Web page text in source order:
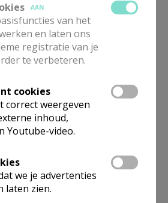
AAN
van het
en laten ons
registratie van je
te verbeteren.
cookies
correct weergeven
inhoud,
Youtube-video.
we je advertenties
laten zien.